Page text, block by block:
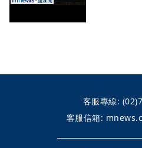
客服專線:
客服信箱: